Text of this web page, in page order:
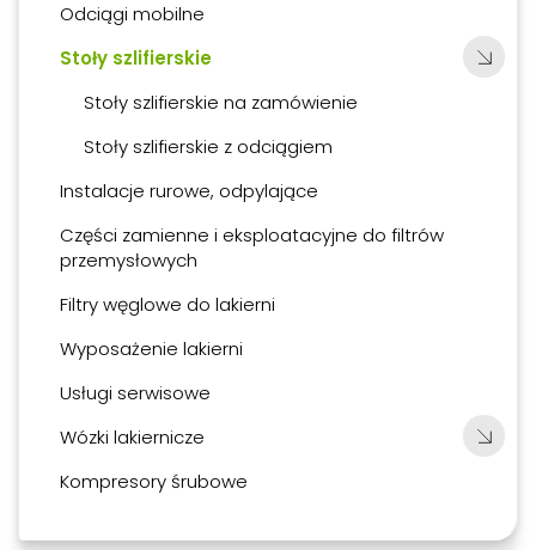
Odciągi mobilne
Stoły szlifierskie
Stoły szlifierskie na zamówienie
Stoły szlifierskie z odciągiem
Instalacje rurowe, odpylające
Części zamienne i eksploatacyjne do filtrów
przemysłowych
Filtry węglowe do lakierni
Wyposażenie lakierni
Usługi serwisowe
Wózki lakiernicze
Kompresory śrubowe